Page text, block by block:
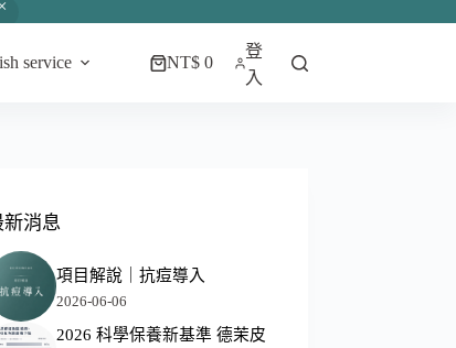
service
購
NT$0
登
入
新消息
項目解說｜抗痘導入
2026-06-06
2026 科學保養新基準 德茉皮